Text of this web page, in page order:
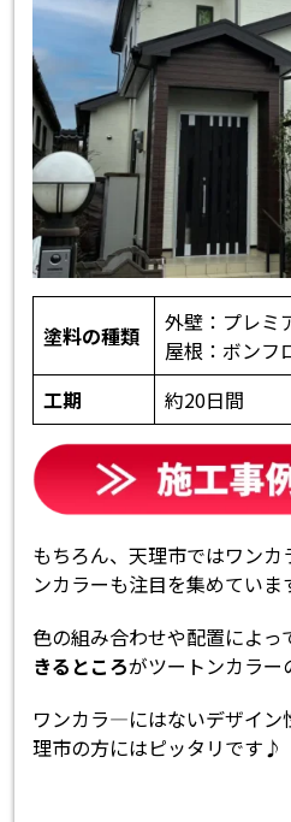
塗料の種類
外壁：プレミ
屋根：ボンフ
工期
約20日間
もちろん、天理市ではワン
ンカラーも注目を集めていま
色の組み合わせや配置によっ
きるところがツートンカラー
ワンカラ―にはないデザイン
理市の方にはピッタリです♪